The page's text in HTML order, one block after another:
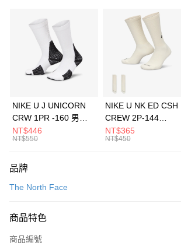
3 期 0 利率 每期
合作金庫商業銀行
第一商業銀行
華南商業銀行
彰化商業銀行
上海商業儲蓄銀行
元大商業銀行
台灣樂天信用卡公司
Apple Pay
全盈+PAY
AFTEE先享後付
【關於「AFTEE先享後付」】
便利好安心！
３．安心：先確認商品／服務後，再付款。
【「AFTEE先享後付」結帳流程】
運送方式
每筆NT$100，滿NT$1,500(含以上)免運費
宅配
NIKE U J UNICORN
CRW 1PR -160 男女
中統襪 FZ3393100
NT$446
NT$550
NIKE U NK ED CSH
CREW 2P-144
EMBRDY 男女 短統襪
FZ3073133
NT$365
NT$450
品牌
The North Face
商品特色
商品編號